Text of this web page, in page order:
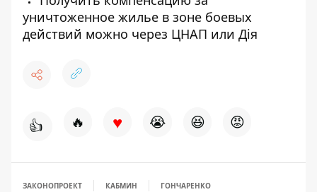
уничтоженное жилье в зоне боевых
действий можно через ЦНАП или Дія
👍 🔥 ♥ 😭 😆 😡
ЗАКОНОПРОЕКТ КАБМИН ГОНЧАРЕНКО